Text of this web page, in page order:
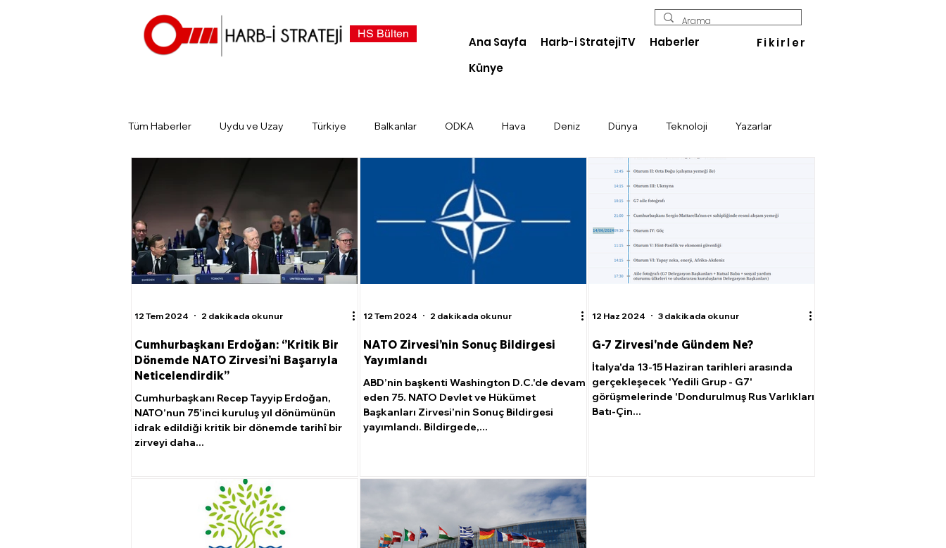
HS Bülten
Ana Sayfa Harb-i StratejiTV
Haberler
Künye
Fikirler
Tüm Haberler Uydu ve Uzay Türkiye Balkanlar ODKA Hava Deniz Dünya Teknoloji Yazarlar
Tarihin Gündemi Kara Siber Enerji
Cumhurbaşkanı Erdoğan: ‘’Kritik Bir
Dönemde NATO Zirvesi’ni Başarıyla
Neticelendirdik’’
Cumhurbaşkanı Recep Tayyip Erdoğan,
NATO’nun 75’inci kuruluş yıl dönümünün
idrak edildiği kritik bir dönemde tarihî bir
zirveyi daha...
12 Tem 2024 2 dakikada okunur
NATO Zirvesi’nin Sonuç Bildirgesi
Yayımlandı
ABD’nin başkenti Washington D.C.'de devam
eden 75. NATO Devlet ve Hükümet
Başkanları Zirvesi’nin Sonuç Bildirgesi
yayımlandı. Bildirgede,...
12 Tem 2024 2 dakikada okunur
G-7 Zirvesi'nde Gündem Ne?
İtalya'da 13-15 Haziran tarihleri arasında
gerçekleşecek 'Yedili Grup - G7'
görüşmelerinde 'Dondurulmuş Rus Varlıkları,
Batı-Çin...
12 Haz 2024 3 dakikada okunur